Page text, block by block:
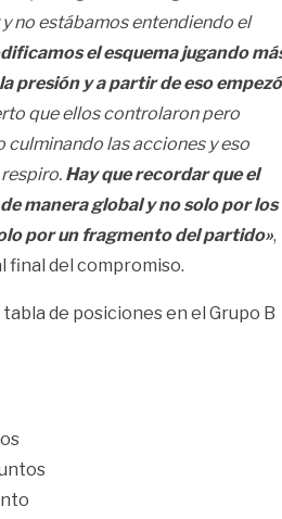
no estábamos entendiendo el
el esquema jugando
presión y a partir de eso empezó
que ellos controlaron pero
las acciones y eso
Hay que recordar que el
manera global y no solo por los
por un fragmento del partido»,
final del compromiso.
de posiciones en el Grupo B